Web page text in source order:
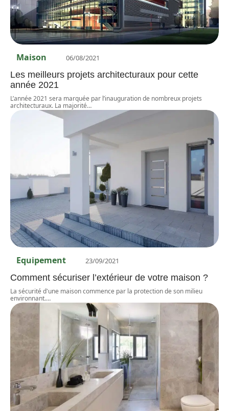
Maison 06/08/2021
Les meilleurs projets architecturaux pour cette
année 2021
L’année 2021 sera marquée par l’inauguration de nombreux projets
architecturaux. La majorité…
Equipement 23/09/2021
Comment sécuriser l’extérieur de votre maison ?
La sécurité d'une maison commence par la protection de son milieu
environnant.…